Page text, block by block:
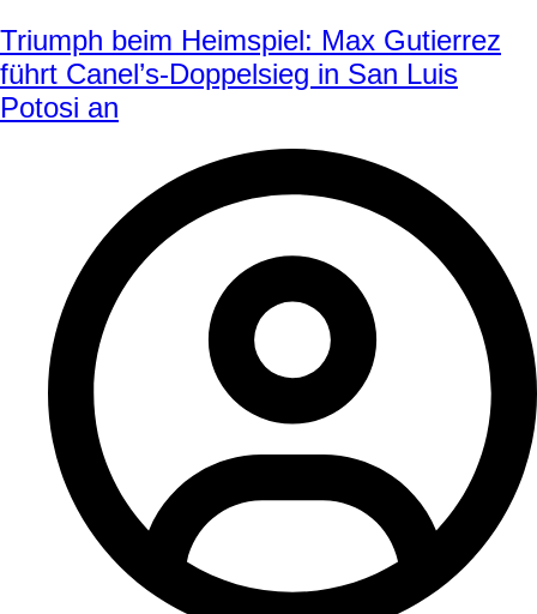
Triumph beim Heimspiel: Max Gutierrez
führt Canel’s-Doppelsieg in San Luis
Potosi an